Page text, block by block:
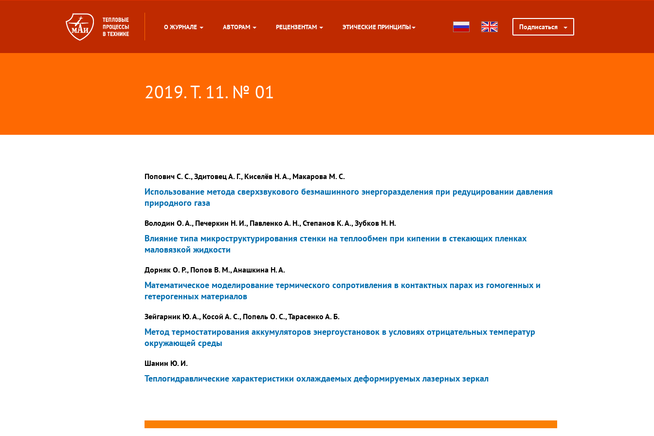
О ЖУРНАЛЕ АВТОРАМ РЕЦЕНЗЕНТАМ ЭТИЧЕСКИЕ ПРИНЦИПЫ Подписаться
2019. Т. 11. № 01
Попович С. С., Здитовец А. Г., Киселёв Н. А., Макарова М. С.
Использование метода сверхзвукового безмашинного энергоразделения при редуцировании давления
природного газа
Володин О. А., Печеркин Н. И., Павленко А. Н., Степанов К. А., Зубков Н. Н.
Влияние типа микроструктурирования стенки на теплообмен при кипении в стекающих пленках
маловязкой жидкости
Дорняк О. Р., Попов В. М., Анашкина Н. А.
Математическое моделирование термического сопротивления в контактных парах из гомогенных и
гетерогенных материалов
Зейгарник Ю. А., Косой А. С., Попель О. С., Тарасенко А. Б.
Метод термостатирования аккумуляторов энергоустановок в условиях отрицательных температур
окружающей среды
Шанин Ю. И.
Теплогидравлические характеристики охлаждаемых деформируемых лазерных зеркал